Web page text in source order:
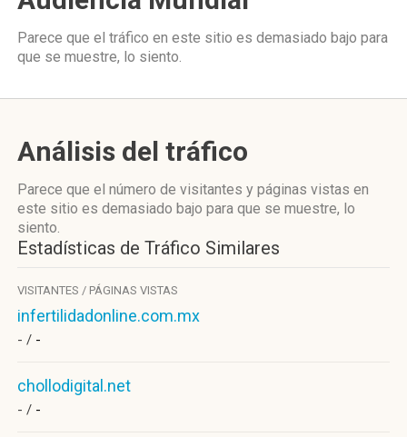
Parece que el tráfico en este sitio es demasiado bajo para
que se muestre, lo siento.
Análisis del tráfico
Parece que el número de visitantes y páginas vistas en
este sitio es demasiado bajo para que se muestre, lo
siento.
Estadísticas de Tráfico Similares
VISITANTES / PÁGINAS VISTAS
infertilidadonline.com.mx
- / -
chollodigital.net
- / -